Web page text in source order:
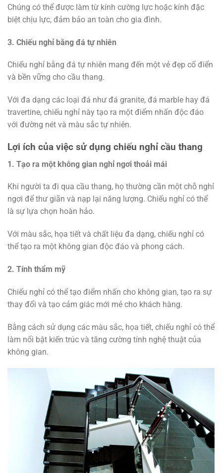
Chúng có thể được làm từ kính cường lực hoặc kính đặc
biệt chịu lực, đảm bảo an toàn cho gia đình.
3. Chiếu nghỉ bằng đá tự nhiên
Chiếu nghỉ bằng đá tự nhiên mang đến một vẻ đẹp cổ điển
và bền vững cho cầu thang.
Với đa dạng các loại đá như đá granite, đá marble hay đá
travertine, chiếu nghỉ này tạo ra một điểm nhấn độc đáo
với đường nét và màu sắc tự nhiên.
Lợi ích của việc sử dụng chiếu nghỉ cầu thang
1. Tạo ra một không gian nghỉ ngơi thoải mái
Khi người ta đi qua cầu thang, họ thường cần một chỗ nghỉ
ngơi để thư giãn và nạp lại năng lượng. Chiếu nghỉ có thể
là sự lựa chọn hoàn hảo.
Với màu sắc, họa tiết và chất liệu đa dạng, chiếu nghỉ có
thể tạo ra một không gian độc đáo và phong cách.
2. Tính thẩm mỹ
Chiếu nghỉ có thể tạo điểm nhấn cho không gian, tạo ra sự
thay đổi và tạo cảm giác mới mẻ cho khách hàng.
Bằng cách sử dụng các màu sắc, họa tiết, chiếu nghỉ có thể
làm nổi bật kiến trúc và tăng cường tính nghệ thuật của
không gian.